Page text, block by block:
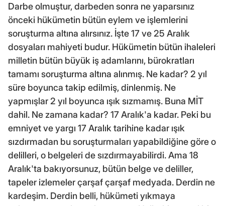
Darbe olmuştur, darbeden sonra ne yaparsınız
önceki hükümetin bütün eylem ve işlemlerini
soruşturma altına alırsınız. İşte 17 ve 25 Aralık
dosyaları mahiyeti budur. Hükümetin bütün ihaleleri
milletin bütün büyük iş adamlarını, bürokratları
tamamı soruşturma altına alınmış. Ne kadar? 2 yıl
süre boyunca takip edilmiş, dinlenmiş. Ne
yapmışlar 2 yıl boyunca ışık sızmamış. Buna MİT
dahil. Ne zamana kadar? 17 Aralık'a kadar. Peki bu
emniyet ve yargı 17 Aralık tarihine kadar ışık
sızdırmadan bu soruşturmaları yapabildiğine göre o
delilleri, o belgeleri de sızdırmayabilirdi. Ama 18
Aralık'ta bakıyorsunuz, bütün belge ve deliller,
tapeler izlemeler çarşaf çarşaf medyada. Derdin ne
kardeşim. Derdin belli, hükümeti yıkmaya